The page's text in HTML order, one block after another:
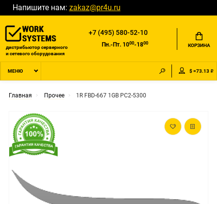
Напишите нам: zakaz@pr4u.ru
дистрибьютор серверного
и сетевого оборудования
+7 (495) 580-52-10
Пн.-Пт. 1000-1800 КОРЗИНА
МЕНЮ $ =73.13 ₽
Главная Прочее 1R FBD-667 1GB PC2-5300